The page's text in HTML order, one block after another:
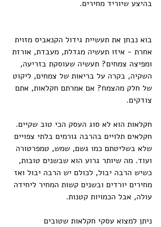
בהיצע שיוריד מחירים.
בוא נבחן את תעשיית גידול הקנאביס מזוית
אחרת - איזו תעשיה מגדלת, מעבדת, אורזת
ומפיצה צמחים? תעשיה שעוסקת בזריעה,
השקיה, בקרה על בריאות של צמחים, ליקוט
של חלק מהצמח? אם אמרתם חקלאות, אתם
צודקים.
חקלאות הוא לא סוג העסק הכי טוב שקיים.
חקלאים תלויים בהרבה גורמים בלתי צפויים
שלא בשליטתם כמו גשם, שמש, טמפרטורה
ועוד. מה שיותר גרוע הוא שבשנים טובות,
כשיש הרבה יבול, לכולם יש הרבה יבול ואז
מחירים יורדים ובשנים קשות המחיר ליחידה
עולה, אבל הכמויות קטנות.
ניתן למצוא עסקי חקלאות שטובים